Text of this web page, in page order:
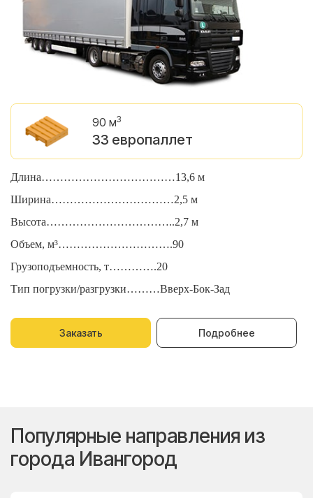
90 м3
33 европаллет
Длина………………………………13,6 м
Ширина……………………………2,5 м
Высота……………………………..2,7 м
Объем, м³………………………….90
Грузоподъемность, т………….20
Тип погрузки/разгрузки………Вверх-Бок-Зад
Заказать Подробнее
Популярные направления из
города Ивангород